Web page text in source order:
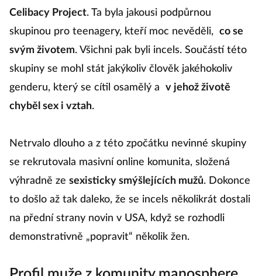
Celibacy Project. Ta byla jakousi podpůrnou
skupinou pro teenagery, kteří moc nevěděli, co se
svým životem. Všichni pak byli incels. Součástí této
skupiny se mohl stát jakýkoliv člověk jakéhokoliv
genderu, který se cítil osamělý a
v jehož životě
chyběl sex i vztah.
Netrvalo dlouho a z této zpočátku nevinné skupiny
se rekrutovala masivní online komunita, složená
výhradně ze sexisticky smýšlejících mužů. Dokonce
to došlo až tak daleko, že se incels několikrát dostali
na přední strany novin v USA, když se rozhodli
demonstrativně „popravit“ několik žen.